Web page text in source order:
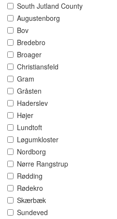
South Jutland County
Augustenborg
Bov
Bredebro
Broager
Christiansfeld
Gram
Gråsten
Haderslev
Højer
Lundtoft
Løgumkloster
Nordborg
Nørre Rangstrup
Rødding
Rødekro
Skærbæk
Sundeved